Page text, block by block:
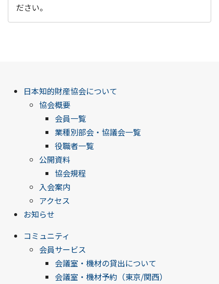
ださい。
日本知的財産協会について
協会概要
会員一覧
業種別部会・協議会一覧
役職者一覧
公開資料
協会規程
入会案内
アクセス
お知らせ
コミュニティ
会員サービス
会議室・機材の貸出について
会議室・機材予約（東京/関西）